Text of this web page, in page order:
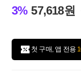
3% 57,618원
첫 구매, 앱 전용